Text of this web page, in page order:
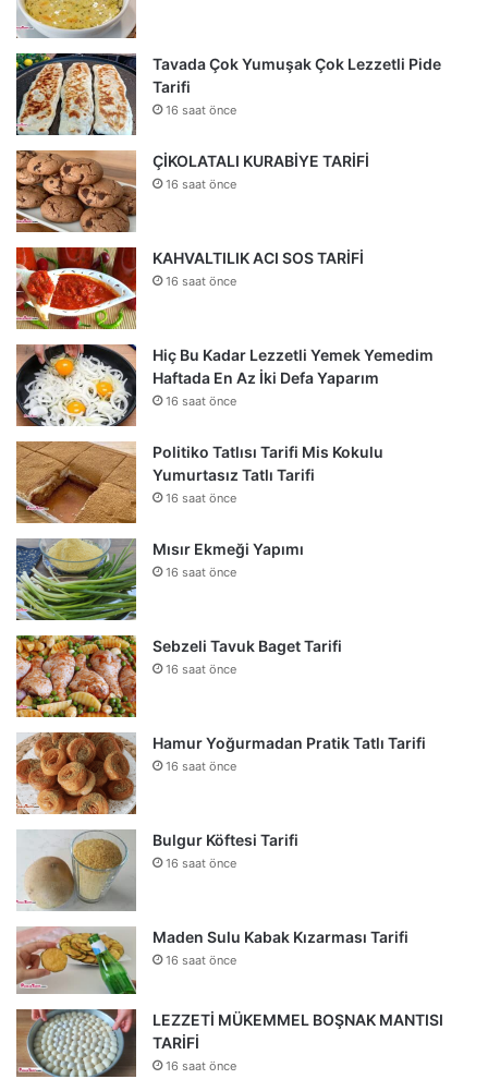
Tavada Çok Yumuşak Çok Lezzetli Pide
Tarifi
16 saat önce
ÇİKOLATALI KURABİYE TARİFİ
16 saat önce
KAHVALTILIK ACI SOS TARİFİ
16 saat önce
Hiç Bu Kadar Lezzetli Yemek Yemedim
Haftada En Az İki Defa Yaparım
16 saat önce
Politiko Tatlısı Tarifi Mis Kokulu
Yumurtasız Tatlı Tarifi
16 saat önce
Mısır Ekmeği Yapımı
16 saat önce
Sebzeli Tavuk Baget Tarifi
16 saat önce
Hamur Yoğurmadan Pratik Tatlı Tarifi
16 saat önce
Bulgur Köftesi Tarifi
16 saat önce
Maden Sulu Kabak Kızarması Tarifi
16 saat önce
LEZZETİ MÜKEMMEL BOŞNAK MANTISI
TARİFİ
16 saat önce